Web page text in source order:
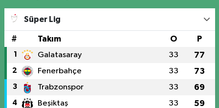
Süper Lig
# Takım O P
1 Galatasaray 33 77
2 Fenerbahçe 33 73
3 Trabzonspor 33 69
4 Beşiktaş 33 59